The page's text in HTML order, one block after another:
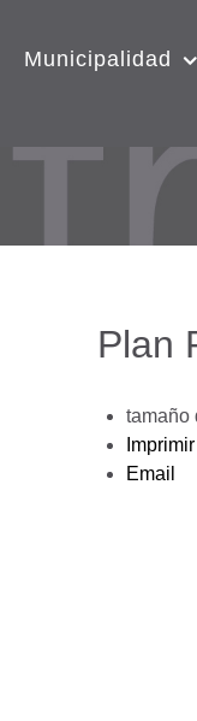
Municipalidad
Plan
tamaño
Imprimir
Email